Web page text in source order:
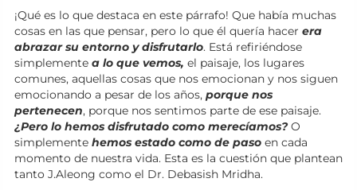
¡Qué es lo que destaca en este párrafo! Que había muchas
cosas en las que pensar, pero lo que él quería hacer era
abrazar su entorno y disfrutarlo. Está refiriéndose
simplemente a lo que vemos, el paisaje, los lugares
comunes, aquellas cosas que nos emocionan y nos siguen
emocionando a pesar de los años, porque nos
pertenecen, porque nos sentimos parte de ese paisaje.
¿Pero lo hemos disfrutado como merecíamos?O
simplemente hemos estado como de paso en cada
momento de nuestra vida. Esta es la cuestión que plantean
tanto J.Aleong como el Dr. Debasish Mridha.